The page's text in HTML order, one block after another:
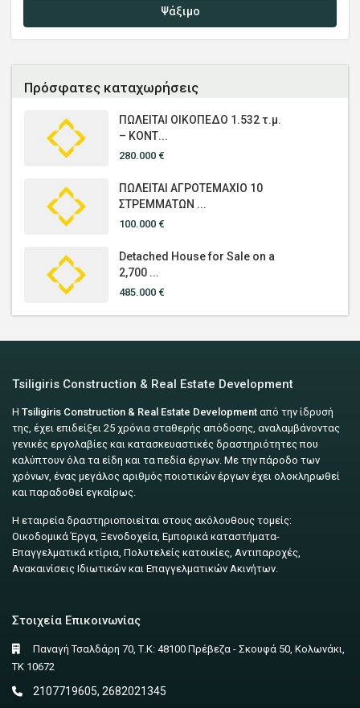
Ψάξιμο
Πρόσφατες καταχωρήσεις
ΠΩΛΕΙΤΑΙ ΟΙΚΟΠΕΔΟ 1.532 τ.μ.
– ΚΟΝΤ...
280.000 €
ΠΩΛΕΙΤΑΙ ΑΓΡΟΤΕΜΑΧΙΟ 10
ΣΤΡΕΜΜΑΤΩΝ ...
100.000 €
Detached House for Sale on a
2,700 ...
485.000 €
Tsiligiris Construction & Real Estate Development
ΗTsiligiris Construction & Real Estate Development από την ίδρυσή
της, έχει επιδείξει 25 χρόνια σταθερής απόδοσης, αναλαμβάνοντας
γενικές εργολαβίες και κατασκευαστικές δραστηριότητες που
καλύπτουν όλα τα είδη και τα πεδία έργων. Με την πάροδο των
χρόνων, ένας μεγάλος αριθμός ποιοτικών έργων έχει ολοκληρωθεί
και παραδοθεί εγκαίρως.
Η εταιρεία δραστηριοποιείται στους ακόλουθους τομείς:
Οικοδομικά Έργα, Ξενοδοχεία, Εμπορικά καταστήματα-
Επαγγελματικά κτίρια, Πολυτελείς κατοικίες, Αντιπαροχές,
Ανακαινίσεις Ιδιωτικών και Επαγγελματικών Ακινήτων.
Στοιχεία Επικοινωνίας
Παναγή Τσαλδάρη 70, Τ.Κ: 48100 Πρέβεζα - Σκουφά 50, Κολωνάκι,
ΤΚ 10672
2107719605, 2682021345